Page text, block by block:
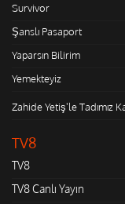
Survivor
Şanslı Pasaport
Yaparsın Bilirim
Yemekteyiz
Zahide Yetiş'le Tadımız
TV8
TV8
TV8 Canlı Yayın